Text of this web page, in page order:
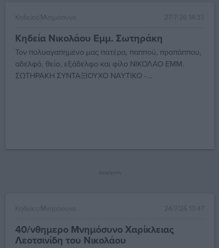
Κηδείες/Μνημόσυνα 27/7/26 14:33
Κηδεία Νικολάου Εμμ. Σωτηράκη
Τον πολυαγαπημένο μας πατέρα, παππού, προπάππου,
αδελφό, θείο, εξάδελφο και φίλο ΝΙΚΟΛΑΟ ΕΜΜ.
ΣΩΤΗΡΑΚΗ ΣΥΝΤΑΞΙΟΥΧΟ ΝΑΥΤΙΚΟ -...
Διαφήμιση
Κηδείες/Μνημόσυνα 24/7/26 13:47
40/νθημερο Μνημόσυνο Χαρίκλειας
Λεοτσινίδη του Νικολάου